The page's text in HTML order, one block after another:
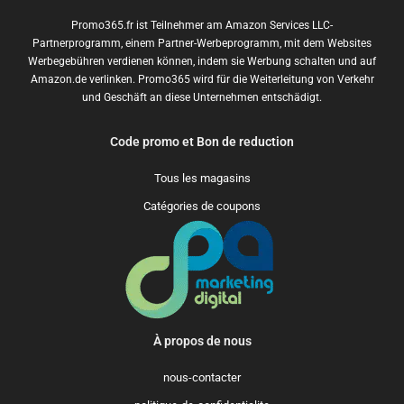
Promo365.fr ist Teilnehmer am Amazon Services LLC-
Partnerprogramm, einem Partner-Werbeprogramm, mit dem Websites
Werbegebühren verdienen können, indem sie Werbung schalten und auf
Amazon.de verlinken. Promo365 wird für die Weiterleitung von Verkehr
und Geschäft an diese Unternehmen entschädigt.
Code promo et Bon de reduction
Tous les magasins
Catégories de coupons
À propos de nous
nous-contacter